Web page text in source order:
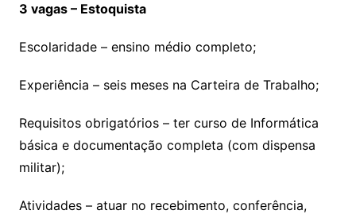
3 vagas – Estoquista
Escolaridade – ensino médio completo;
Experiência – seis meses na Carteira de Trabalho;
Requisitos obrigatórios – ter curso de Informática
básica e documentação completa (com dispensa
militar);
Atividades – atuar no recebimento, conferência,